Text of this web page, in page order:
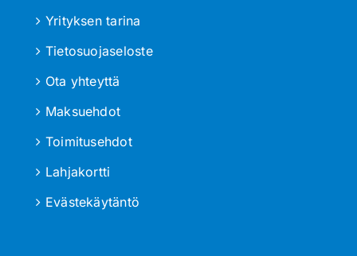
Yrityksen tarina
Tietosuojaseloste
Ota yhteyttä
Maksuehdot
Toimitusehdot
Lahjakortti
Evästekäytäntö